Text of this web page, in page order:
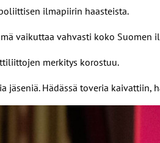
ilmapiirin haasteista.
vaikuttaa vahvasti koko Suomen
merkitys korostuu.
Hädässä toveria kaivattiin,